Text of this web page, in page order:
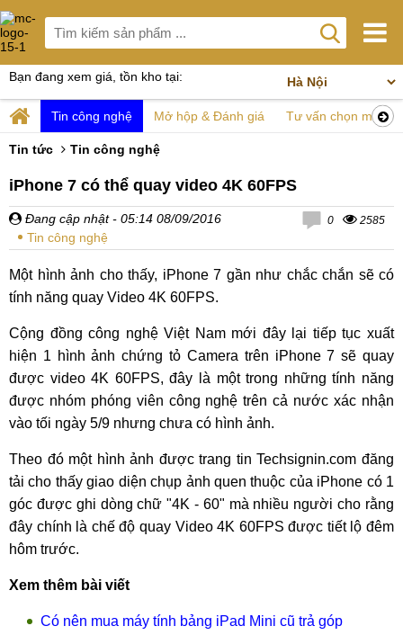
Bạn đang xem giá, tồn kho tại:
Tin công nghệ Mở hộp & Đánh giá Tư vấn chọn mua
Tin tức Tin công nghệ
iPhone 7 có thể quay video 4K 60FPS
Đang cập nhật - 05:14 08/09/2016
Tin công nghệ
0 2585
Một hình ảnh cho thấy, iPhone 7 gần như chắc chắn sẽ có
tính năng quay Video 4K 60FPS.
Cộng đồng công nghệ Việt Nam mới đây lại tiếp tục xuất
hiện 1 hình ảnh chứng tỏ Camera trên iPhone 7 sẽ quay
được video 4K 60FPS, đây là một trong những tính năng
được nhóm phóng viên công nghệ trên cả nước xác nhận
vào tối ngày 5/9 nhưng chưa có hình ảnh.
Theo đó một hình ảnh được trang tin Techsignin.com đăng
tải cho thấy giao diện chụp ảnh quen thuộc của iPhone có 1
góc được ghi dòng chữ "4K - 60" mà nhiều người cho rằng
đây chính là chế độ quay Video 4K 60FPS được tiết lộ đêm
hôm trước.
Xem thêm bài viết
Có nên mua máy tính bảng iPad Mini cũ trả góp